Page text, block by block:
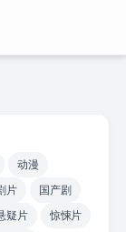
动漫
片
国产剧
疑片
惊悚片